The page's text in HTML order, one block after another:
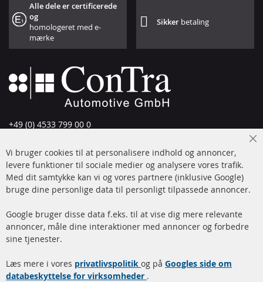
Alle dele er certificerede
og
homologeret med e-
mærke
Sikker betaling
+49 (0) 4533 799 00 0
info@contra-automotive.de
www.contra-automotive.de
Facebook
Instagram
Hurtige links
Dieselpartikelfilter (DPF)
rengøring
Kundeservice
Betalingsmetoder
Kontakt
Vi bruger cookies til at personalisere indhold og annoncer,
levere funktioner til sociale medier og analysere vores trafik.
Med dit samtykke kan vi og vores partnere (inklusive Google)
bruge dine personlige data til personligt tilpassede annoncer.
Google bruger disse data f.eks. til at vise dig mere relevante
annoncer, måle dine interaktioner med annoncer og forbedre
sine tjenester.
Læs mere i vores privatlivspolitik og på Googles side om
databeskyttelse for virksomheder .